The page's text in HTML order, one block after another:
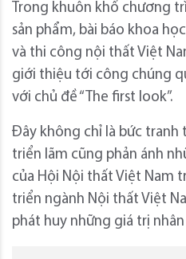
Trong khuôn khổ chương
sản phẩm, bài báo khoa
và thi công nội thất Việt
giới thiệu tới công chúng
với chủ đề “The first look”.
Đây không chỉ là bức tranh
triển lãm cũng phản ánh
của Hội Nội thất Việt Nam
triển ngành Nội thất Việt
phát huy những giá trị